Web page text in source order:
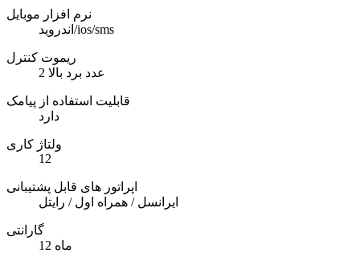
نرم افزار موبایل
اندروید/ios/sms
ریموت کنترل
2 عدد برد بالا
قابلیت استفاده از پیامک
دارد
ولتاژ کاری
12
اپراتور های قابل پشتیبانی
ایرانسل / همراه اول / رایتل
گارانتی
12 ماه